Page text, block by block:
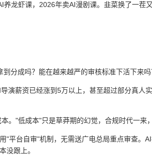
龙虾课，2026年卖AI漫剧课。韭菜换了一茬
分成吗？能在越来越严的审核标准下活下来吗
演薪资已经涨到5万以上，甚至超过部分真人
。"低成本"只是草莽期的幻觉，合规时代一来
"平台自审"机制，无需送广电总局重点审查。
没跟上。